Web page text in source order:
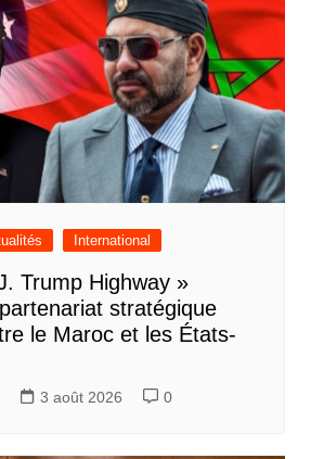
International
Trump Highway »
stratégique
le Maroc et les États-
3 août 2026 0